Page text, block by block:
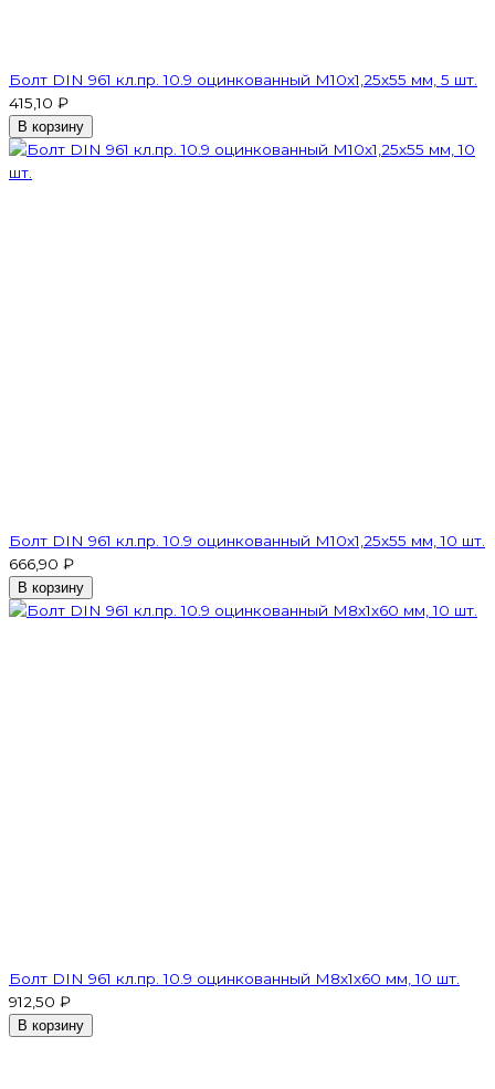
Болт DIN 961 кл.пр. 10.9 оцинкованный М10х1,25х55 мм, 5 шт.
415,10 ₽
В корзину
Болт DIN 961 кл.пр. 10.9 оцинкованный М10х1,25х55 мм, 10 шт.
666,90 ₽
В корзину
Болт DIN 961 кл.пр. 10.9 оцинкованный М8х1х60 мм, 10 шт.
912,50 ₽
В корзину